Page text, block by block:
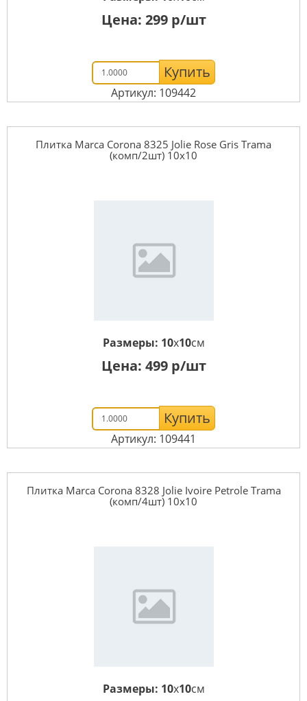
Цена: 299р/шт
Купить
Артикул: 109442
Плитка Marca Corona 8325 Jolie Rose Gris Trama
(комп/2шт) 10х10
Размеры: 10x10см
Цена: 499р/шт
Купить
Артикул: 109441
Плитка Marca Corona 8328 Jolie Ivoire Petrole Trama
(комп/4шт) 10х10
Размеры: 10x10см